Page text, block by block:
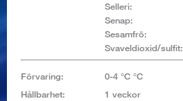
Selleri:
Senap:
Sesamfrö:
Svaveldioxid/sulfit:
Förvaring:
0-4 °C °C
Hållbarhet:
1 veckor